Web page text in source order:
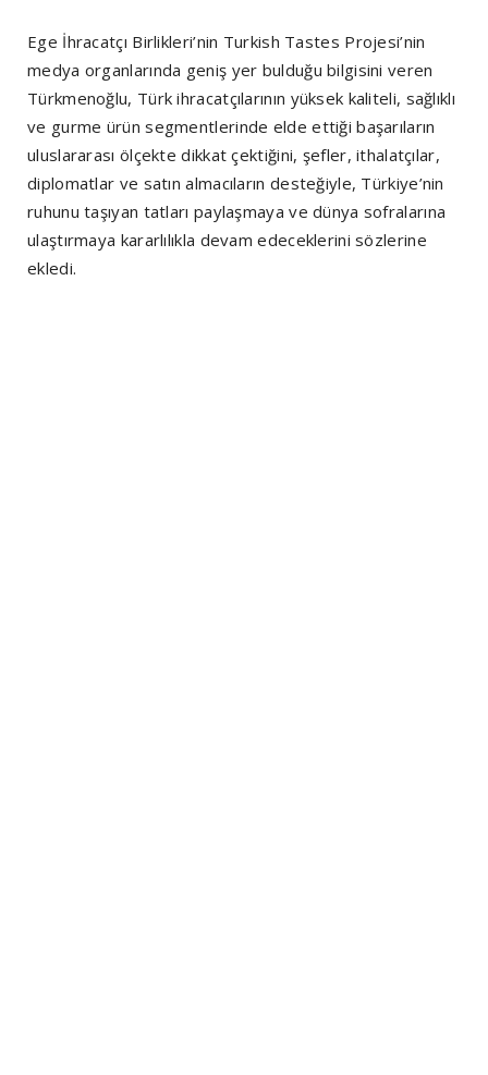
Ege İhracatçı Birlikleri’nin Turkish Tastes Projesi’nin
medya organlarında geniş yer bulduğu bilgisini veren
Türkmenoğlu, Türk ihracatçılarının yüksek kaliteli, sağlıklı
ve gurme ürün segmentlerinde elde ettiği başarıların
uluslararası ölçekte dikkat çektiğini, şefler, ithalatçılar,
diplomatlar ve satın almacıların desteğiyle, Türkiye’nin
ruhunu taşıyan tatları paylaşmaya ve dünya sofralarına
ulaştırmaya kararlılıkla devam edeceklerini sözlerine
ekledi.